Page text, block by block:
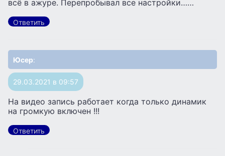
всё в ажуре. Перепробывал все настройки……
Ответить
Юсер:
29.03.2021 в 09:57
На видео запись работает когда только динамик
на громкую включен !!!
Ответить